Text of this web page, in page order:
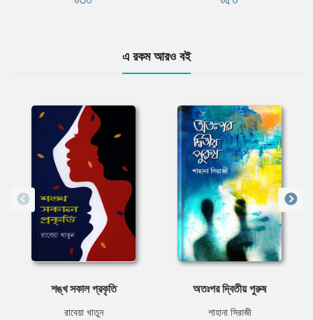
এ রকম আরও বই
শঙ্খ সকাল প্রকৃতি
রাবেয়া খাতুন
অতঃপর দ্বিতীয় পুরুষ
শাহানা সিরাজী